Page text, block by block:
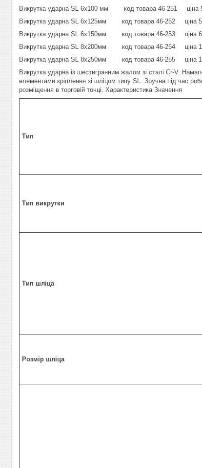
Викрутка ударна SL 6х100 мм код товара 46-251 ціна
Викрутка ударна SL 6х125мм код товара 46-252 ціна
Викрутка ударна SL 6х150мм код товара 46-253 ціна
Викрутка ударна SL 8х200мм код товара 46-254 ціна
Викрутка ударна SL 8х250мм код товара 46-255 ціна
Викрутка ударна із шестигранним жалом зі сталі Cr-V.
елементами кріплення зі шліцом типу SL. Зручна під час
розміщення в торговій точці. Характеристика Значення
Тип
Тип викрутки
Тип шліца
Розмір шліца